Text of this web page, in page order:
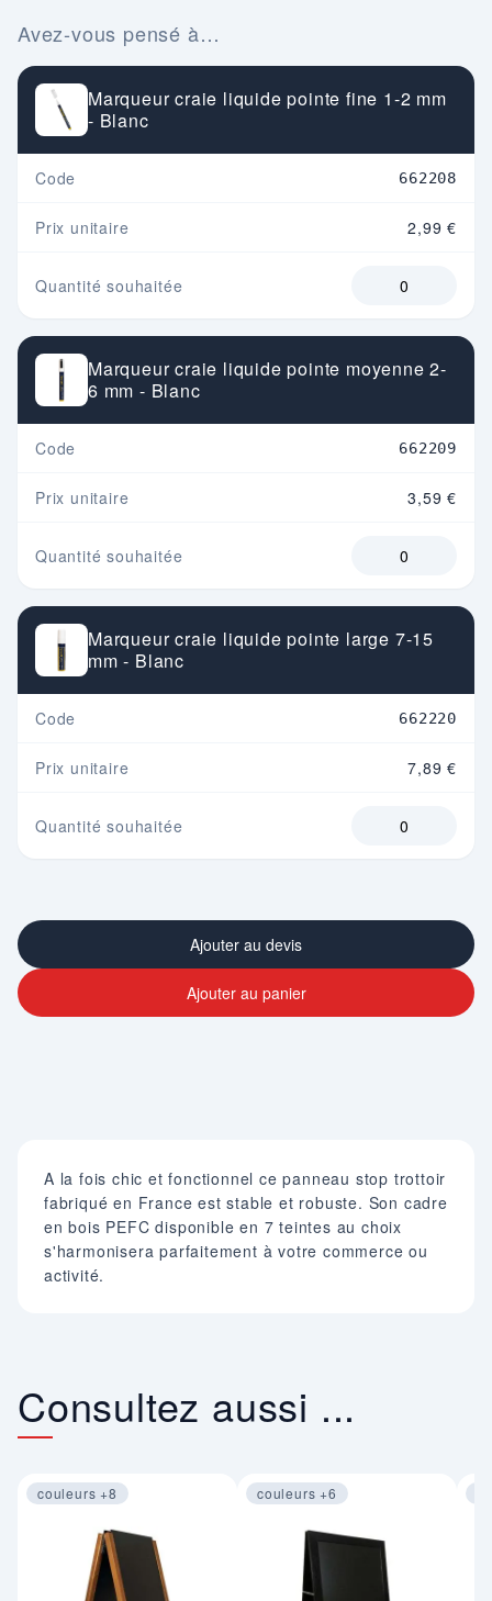
Avez-vous pensé à…
Marqueur craie liquide pointe fine 1-2 mm
- Blanc
Code 662208
Prix unitaire 2,99 €
Quantité souhaitée
Marqueur craie liquide pointe moyenne 2-
6 mm - Blanc
Code 662209
Prix unitaire 3,59 €
Quantité souhaitée
Marqueur craie liquide pointe large 7-15
mm - Blanc
Code 662220
Prix unitaire 7,89 €
Quantité souhaitée
Ajouter au devis
Ajouter au panier
A la fois chic et fonctionnel ce panneau stop trottoir
fabriqué en France est stable et robuste. Son cadre
en bois PEFC disponible en 7 teintes au choix
s'harmonisera parfaitement à votre commerce ou
activité.
Consultez aussi ...
couleurs +8
Image 1 sur 4
couleurs +6
Image 1 sur 4